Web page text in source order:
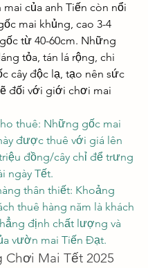
của anh Tiến còn nổi
mai khủng, cao 3-4
từ 40-60cm. Những
tỏa, tán lá rộng, chi
cây độc lạ, tạo nên sức
đối với giới chơi mai
thuê: Những gốc mai
được thuê với giá lên
đồng/cây chỉ để trưng
ngày Tết.
thân thiết: Khoảng
thuê hàng năm là khách
định chất lượng và
vườn mai Tiến Đạt.
Mai Tết 2025